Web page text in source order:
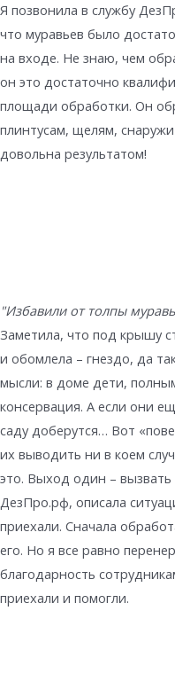
Я позвонила в службу
что муравьев было
на входе. Не знаю, чем
он это достаточно
площади обработки. Он
плинтусам, щелям,
довольна результатом!
"Избавили от толпы
Заметила, что под крышу
и обомлела – гнездо, да
мысли: в доме дети,
консервация. А если они
саду доберутся… Вот
их выводить ни в коем
это. Выход один – вызвать
ДезПро.рф, описала
приехали. Сначала
его. Но я все равно
благодарность
приехали и помогли.